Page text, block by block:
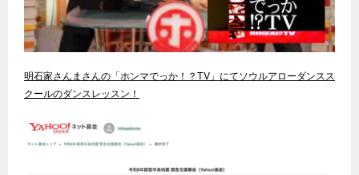
明石家さんまさんの「ホンマでっか！？TV」にてソウルアローダンスス
クールのダンスレッスン！